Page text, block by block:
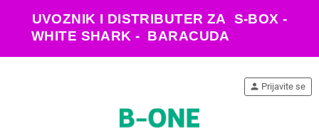
UVOZNIK I DISTRIBUTER ZA S-BOX -
WHITE SHARK - BARACUDA
person Prijavite se